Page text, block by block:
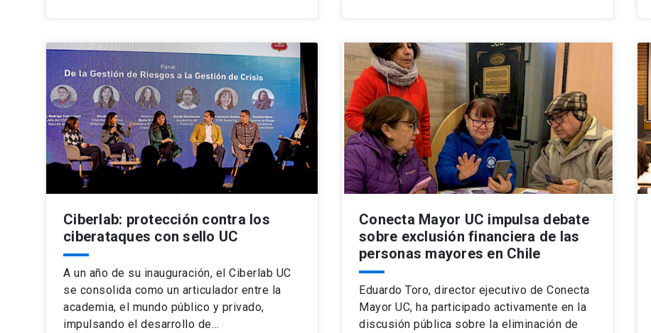
Ciberlab: protección contra los
ciberataques con sello UC
A un año de su inauguración, el Ciberlab UC
se consolida como un articulador entre la
academia, el mundo público y privado,
impulsando el desarrollo de…
Conecta Mayor UC impulsa debate
sobre exclusión financiera de las
personas mayores en Chile
Eduardo Toro, director ejecutivo de Conecta
Mayor UC, ha participado activamente en la
discusión pública sobre la eliminación de